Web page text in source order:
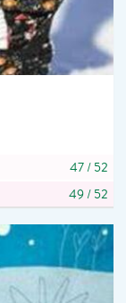
47 / 52
49 / 52